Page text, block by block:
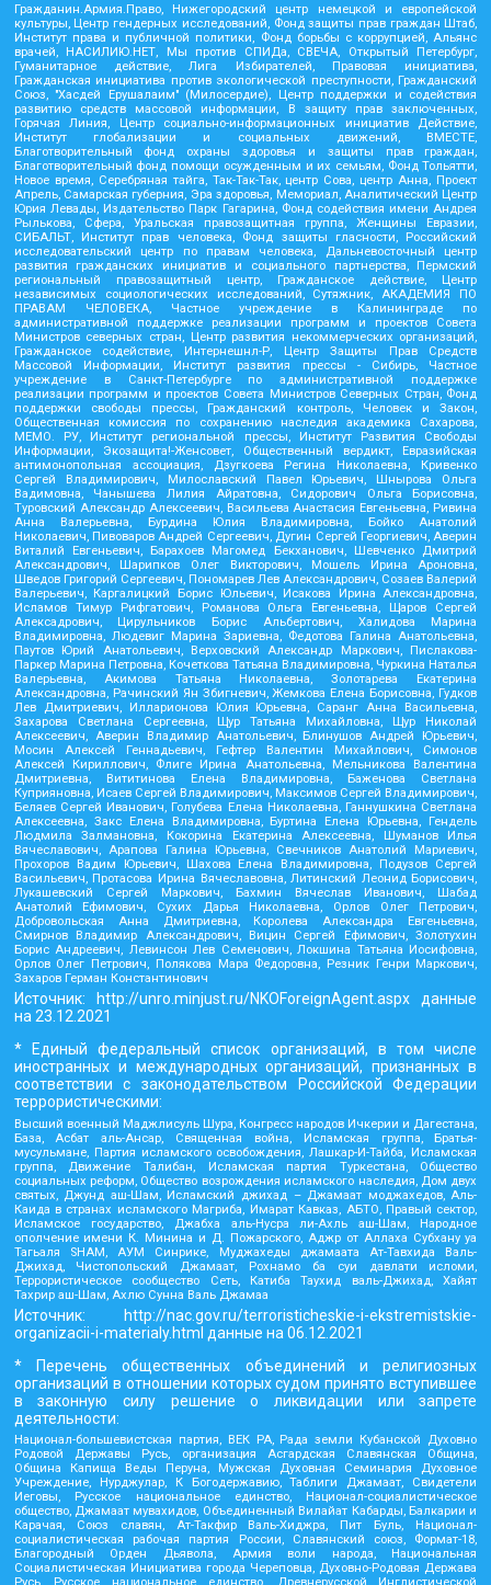
Гражданин.Армия.Право, Нижегородский центр немецкой и европейской
культуры, Центр гендерных исследований, Фонд защиты прав граждан Штаб,
Институт права и публичной политики, Фонд борьбы с коррупцией, Альянс
врачей, НАСИЛИЮ.НЕТ, Мы против СПИДа, СВЕЧА, Открытый Петербург,
Гуманитарное действие, Лига Избирателей, Правовая инициатива,
Гражданская инициатива против экологической преступности, Гражданский
Союз, "Хасдей Ерушалаим" (Милосердие), Центр поддержки и содействия
развитию средств массовой информации, В защиту прав заключенных,
Горячая Линия, Центр социально-информационных инициатив Действие,
Институт глобализации и социальных движений, ВМЕСТЕ,
Благотворительный фонд охраны здоровья и защиты прав граждан,
Благотворительный фонд помощи осужденным и их семьям, Фонд Тольятти,
Новое время, Серебряная тайга, Так-Так-Так, центр Сова, центр Анна, Проект
Апрель, Самарская губерния, Эра здоровья, Мемориал, Аналитический Центр
Юрия Левады, Издательство Парк Гагарина, Фонд содействия имени Андрея
Рылькова, Сфера, Уральская правозащитная группа, Женщины Евразии,
СИБАЛЬТ, Институт прав человека, Фонд защиты гласности, Российский
исследовательский центр по правам человека, Дальневосточный центр
развития гражданских инициатив и социального партнерства, Пермский
региональный правозащитный центр, Гражданское действие, Центр
независимых социологических исследований, Сутяжник, АКАДЕМИЯ ПО
ПРАВАМ ЧЕЛОВЕКА, Частное учреждение в Калининграде по
административной поддержке реализации программ и проектов Совета
Министров северных стран, Центр развития некоммерческих организаций,
Гражданское содействие, Интернешнл-Р, Центр Защиты Прав Средств
Массовой Информации, Институт развития прессы - Сибирь, Частное
учреждение в Санкт-Петербурге по административной поддержке
реализации программ и проектов Совета Министров Северных Стран, Фонд
поддержки свободы прессы, Гражданский контроль, Человек и Закон,
Общественная комиссия по сохранению наследия академика Сахарова,
МЕМО. РУ, Институт региональной прессы, Институт Развития Свободы
Информации, Экозащита!-Женсовет, Общественный вердикт, Евразийская
антимонопольная ассоциация, Дзугкоева Регина Николаевна, Кривенко
Сергей Владимирович, Милославский Павел Юрьевич, Шнырова Ольга
Вадимовна, Чанышева Лилия Айратовна, Сидорович Ольга Борисовна,
Туровский Александр Алексеевич, Васильева Анастасия Евгеньевна, Ривина
Анна Валерьевна, Бурдина Юлия Владимировна, Бойко Анатолий
Николаевич, Пивоваров Андрей Сергеевич, Дугин Сергей Георгиевич, Аверин
Виталий Евгеньевич, Барахоев Магомед Бекханович, Шевченко Дмитрий
Александрович, Шарипков Олег Викторович, Мошель Ирина Ароновна,
Шведов Григорий Сергеевич, Пономарев Лев Александрович, Созаев Валерий
Валерьевич, Каргалицкий Борис Юльевич, Исакова Ирина Александровна,
Исламов Тимур Рифгатович, Романова Ольга Евгеньевна, Щаров Сергей
Алексадрович, Цирульников Борис Альбертович, Халидова Марина
Владимировна, Людевиг Марина Зариевна, Федотова Галина Анатольевна,
Паутов Юрий Анатольевич, Верховский Александр Маркович, Пислакова-
Паркер Марина Петровна, Кочеткова Татьяна Владимировна, Чуркина Наталья
Валерьевна, Акимова Татьяна Николаевна, Золотарева Екатерина
Александровна, Рачинский Ян Збигневич, Жемкова Елена Борисовна, Гудков
Лев Дмитриевич, Илларионова Юлия Юрьевна, Саранг Анна Васильевна,
Захарова Светлана Сергеевна, Щур Татьяна Михайловна, Щур Николай
Алексеевич, Аверин Владимир Анатольевич, Блинушов Андрей Юрьевич,
Мосин Алексей Геннадьевич, Гефтер Валентин Михайлович, Симонов
Алексей Кириллович, Флиге Ирина Анатольевна, Мельникова Валентина
Дмитриевна, Вититинова Елена Владимировна, Баженова Светлана
Куприяновна, Исаев Сергей Владимирович, Максимов Сергей Владимирович,
Беляев Сергей Иванович, Голубева Елена Николаевна, Ганнушкина Светлана
Алексеевна, Закс Елена Владимировна, Буртина Елена Юрьевна, Гендель
Людмила Залмановна, Кокорина Екатерина Алексеевна, Шуманов Илья
Вячеславович, Арапова Галина Юрьевна, Свечников Анатолий Мариевич,
Прохоров Вадим Юрьевич, Шахова Елена Владимировна, Подузов Сергей
Васильевич, Протасова Ирина Вячеславовна, Литинский Леонид Борисович,
Лукашевский Сергей Маркович, Бахмин Вячеслав Иванович, Шабад
Анатолий Ефимович, Сухих Дарья Николаевна, Орлов Олег Петрович,
Добровольская Анна Дмитриевна, Королева Александра Евгеньевна,
Смирнов Владимир Александрович, Вицин Сергей Ефимович, Золотухин
Борис Андреевич, Левинсон Лев Семенович, Локшина Татьяна Иосифовна,
Орлов Олег Петрович, Полякова Мара Федоровна, Резник Генри Маркович,
Захаров Герман Константинович
Источник: http://unro.minjust.ru/NKOForeignAgent.aspx данные
на 23.12.2021
* Единый федеральный список организаций, в том числе
иностранных и международных организаций, признанных в
соответствии с законодательством Российской Федерации
террористическими:
Высший военный Маджлисуль Шура, Конгресс народов Ичкерии и Дагестана,
База, Асбат аль-Ансар, Священная война, Исламская группа, Братья-
мусульмане, Партия исламского освобождения, Лашкар-И-Тайба, Исламская
группа, Движение Талибан, Исламская партия Туркестана, Общество
социальных реформ, Общество возрождения исламского наследия, Дом двух
святых, Джунд аш-Шам, Исламский джихад – Джамаат моджахедов, Аль-
Каида в странах исламского Магриба, Имарат Кавказ, АБТО, Правый сектор,
Исламское государство, Джабха аль-Нусра ли-Ахль аш-Шам, Народное
ополчение имени К. Минина и Д. Пожарского, Аджр от Аллаха Субхану уа
Тагьаля SHAM, АУМ Синрике, Муджахеды джамаата Ат-Тавхида Валь-
Джихад, Чистопольский Джамаат, Рохнамо ба суи давлати исломи,
Террористическое сообщество Сеть, Катиба Таухид валь-Джихад, Хайят
Тахрир аш-Шам, Ахлю Сунна Валь Джамаа
Источник: http://nac.gov.ru/terroristicheskie-i-ekstremistskie-
organizacii-i-materialy.html данные на 06.12.2021
* Перечень общественных объединений и религиозных
организаций в отношении которых судом принято вступившее
в законную силу решение о ликвидации или запрете
деятельности:
Национал-большевистская партия, ВЕК РА, Рада земли Кубанской Духовно
Родовой Державы Русь, организация Асгардская Славянская Община,
Община Капища Веды Перуна, Мужская Духовная Семинария Духовное
Учреждение, Нурджулар, К Богодержавию, Таблиги Джамаат, Свидетели
Иеговы, Русское национальное единство, Национал-социалистическое
общество, Джамаат мувахидов, Объединенный Вилайат Кабарды, Балкарии и
Карачая, Союз славян, Ат-Такфир Валь-Хиджра, Пит Буль, Национал-
социалистическая рабочая партия России, Славянский союз, Формат-18,
Благородный Орден Дьявола, Армия воли народа, Национальная
Социалистическая Инициатива города Череповца, Духовно-Родовая Держава